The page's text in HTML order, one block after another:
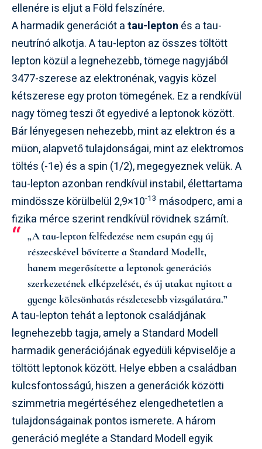
ellenére is eljut a Föld felszínére.
A harmadik generációt atau-lepton és a tau-
neutrínó alkotja. A tau-lepton az összes töltött
lepton közül a legnehezebb, tömege nagyjából
3477-szerese az elektronénak, vagyis közel
kétszerese egy proton tömegének. Ez a rendkívül
nagy tömeg teszi őt egyedivé a leptonok között.
Bár lényegesen nehezebb, mint az elektron és a
müon, alapvető tulajdonságai, mint az elektromos
töltés (-1e) és a spin (1/2), megegyeznek velük. A
tau-lepton azonban rendkívül instabil, élettartama
mindössze körülbelül 2,9×10-13 másodperc, ami a
fizika mérce szerint rendkívül rövidnek számít.
„A tau-lepton felfedezése nem csupán egy új
részecskével bővítette a Standard Modellt,
hanem megerősítette a leptonok generációs
szerkezetének elképzelését, és új utakat nyitott a
gyenge kölcsönhatás részletesebb vizsgálatára.”
A tau-lepton tehát a leptonok családjának
legnehezebb tagja, amely a Standard Modell
harmadik generációjának egyedüli képviselője a
töltött leptonok között. Helye ebben a családban
kulcsfontosságú, hiszen a generációk közötti
szimmetria megértéséhez elengedhetetlen a
tulajdonságainak pontos ismerete. A három
generáció megléte a Standard Modell egyik